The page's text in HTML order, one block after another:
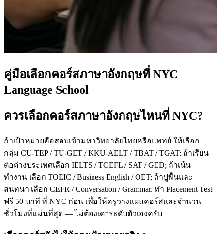
คู่มือเลือกคอร์สภาษาอังกฤษที่ NYC
Language School
ควรเลือกคอร์สภาษาอังกฤษไหนที่ NYC?
ถ้าเป้าหมายคือสอบเข้ามหาวิทยาลัยไทยหรือแพทย์ ให้เลือก
กลุ่ม CU-TEP / TU-GET / KKU-AELT / TBAT / TGAT; ถ้าเรียน
ต่อต่างประเทศเลือก IELTS / TOEFL / SAT / GED; ถ้าเน้น
ทำงาน เลือก TOEIC / Business English / OET; ถ้าปูพื้นและ
สนทนา เลือก CEFR / Conversation / Grammar. ทำ Placement Test
ฟรี 50 นาที ที่ NYC ก่อน เพื่อให้ครูวางแผนคอร์สและจำนวน
ชั่วโมงที่แม่นที่สุด — ไม่ต้องเดาระดับตัวเองครับ